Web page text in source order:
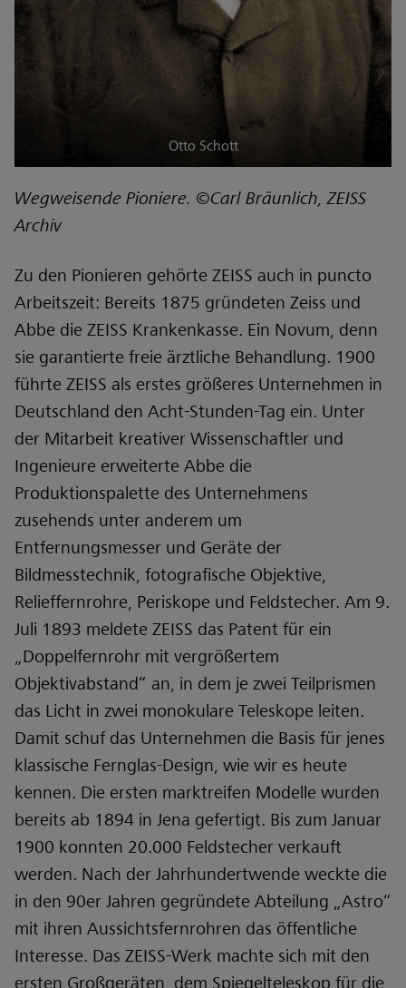
Otto Schott
Wegweisende Pioniere. ©Carl Bräunlich, ZEISS
Archiv
Zu den Pionieren gehörte ZEISS auch in puncto
Arbeitszeit: Bereits 1875 gründeten Zeiss und
Abbe die ZEISS Krankenkasse. Ein Novum, denn
sie garantierte freie ärztliche Behandlung. 1900
führte ZEISS als erstes größeres Unternehmen in
Deutschland den Acht-Stunden-Tag ein. Unter
der Mitarbeit kreativer Wissenschaftler und
Ingenieure erweiterte Abbe die
Produktionspalette des Unternehmens
zusehends unter anderem um
Entfernungsmesser und Geräte der
Bildmesstechnik, fotografische Objektive,
Relieffernrohre, Periskope und Feldstecher. Am 9.
Juli 1893 meldete ZEISS das Patent für ein
„Doppelfernrohr mit vergrößertem
Objektivabstand“ an, in dem je zwei Teilprismen
das Licht in zwei monokulare Teleskope leiten.
Damit schuf das Unternehmen die Basis für jenes
klassische Fernglas-Design, wie wir es heute
kennen. Die ersten marktreifen Modelle wurden
bereits ab 1894 in Jena gefertigt. Bis zum Januar
1900 konnten 20.000 Feldstecher verkauft
werden. Nach der Jahrhundertwende weckte die
in den 90er Jahren gegründete Abteilung „Astro“
mit ihren Aussichtsfernrohren das öffentliche
Interesse. Das ZEISS-Werk machte sich mit den